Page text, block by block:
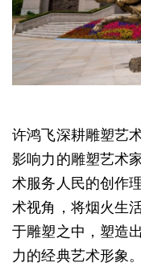
许鸿飞深耕雕塑艺
影响力的雕塑艺术
术服务 人民的创作
术视角， 将烟火生
于雕塑之中， 塑造出
力的经典艺术形象。